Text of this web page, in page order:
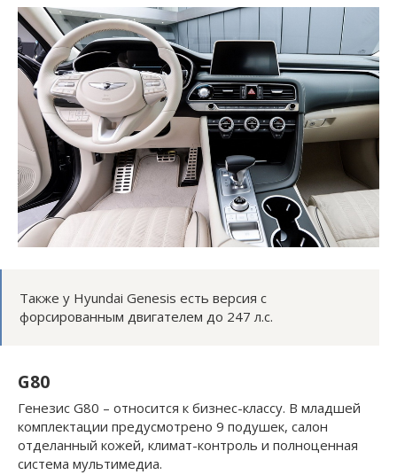
Также у Hyundai Genesis есть версия с
форсированным двигателем до 247 л.с.
G80
Генезис G80 – относится к бизнес-классу. В младшей
комплектации предусмотрено 9 подушек, салон
отделанный кожей, климат-контроль и полноценная
система мультимедиа.